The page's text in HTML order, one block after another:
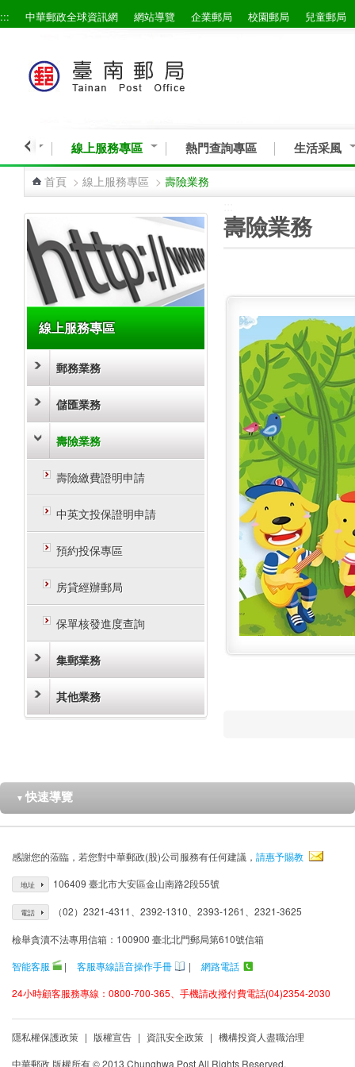
跳到主要內容區塊
::: 中華郵政全球資訊網 網站導覽 企業郵局 校園郵局 兒童郵局
服務 線上服務專區 熱門查詢專區 生活采風
首頁 > 線上服務專區 > 壽險業務
線上服務專區
郵務業務
儲匯業務
壽險業務
壽險繳費證明申請
中英文投保證明申請
預約投保專區
房貸經辦郵局
保單核發進度查詢
集郵業務
其他業務
壽險業務
▼ 快速導覽
感謝您的蒞臨，若您對中華郵政(股)公司服務有任何建議， 請惠予賜教
地址 106409 臺北市大安區金山南路2段55號
電話 （02）2321-4311、2392-1310、2393-1261、2321-3625
檢舉貪瀆不法專用信箱：100900 臺北北門郵局第610號信箱
智能客服
| 客服專線語音操作手冊 |
網路電話
24小時顧客服務專線：0800-700-365、手機請改撥付費電話(04)2354-2030
隱私權保護政策 | 版權宣告 | 資訊安全政策 | 機構投資人盡職治理
中華郵政 版權所有 © 2013 Chunghwa Post All Rights Reserved.